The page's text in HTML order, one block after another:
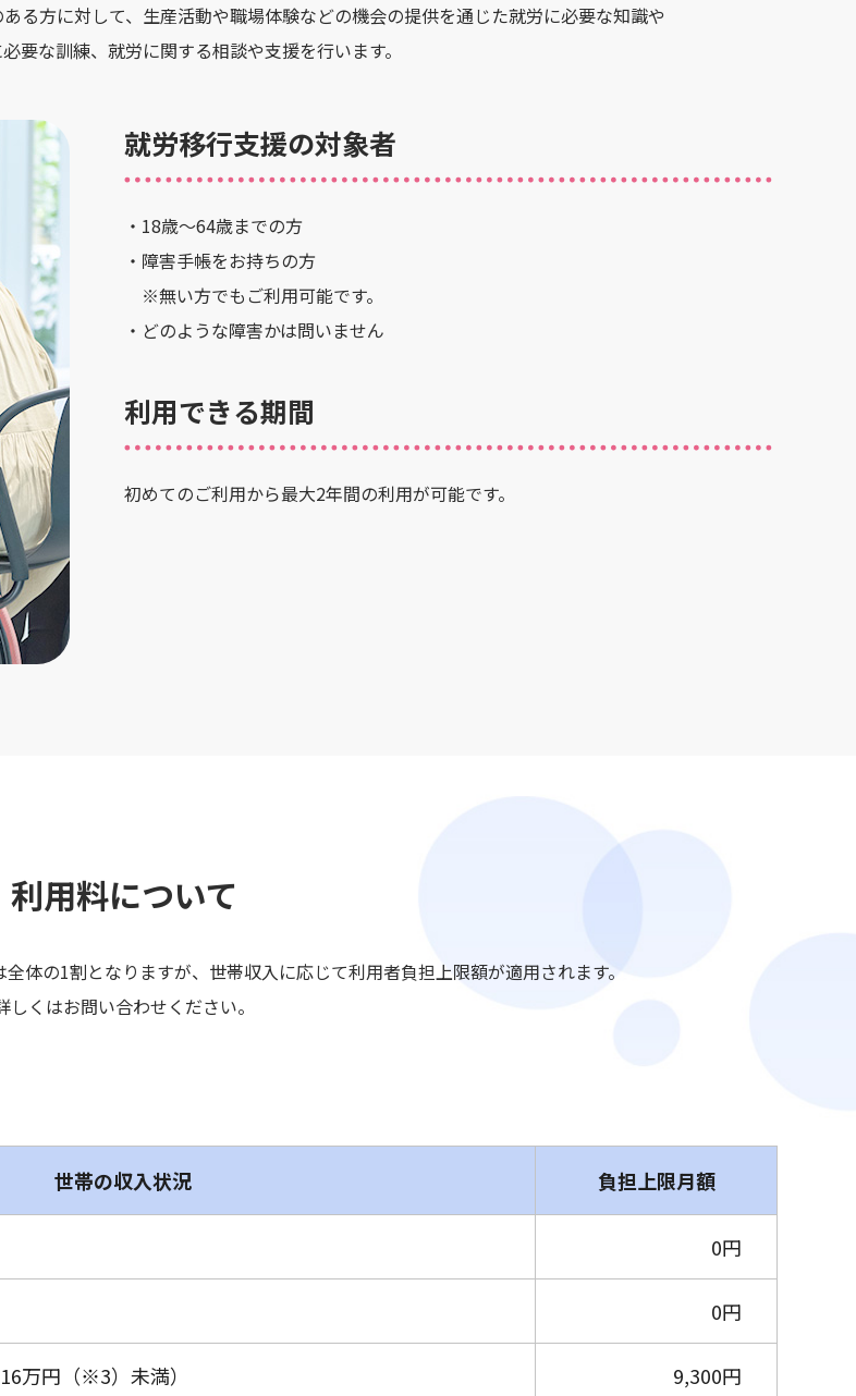
る方に対して、生産活動や職場体験などの機会の提供を通じた就労に必要な知識や
要な訓練、就労に関する相談や支援を行います。
就労移行支援の対象者
・18歳～64歳までの方
・障害手帳をお持ちの方
※無い方でもご利用可能です。
・どのような障害かは問いません
利用できる期間
初めてのご利用から最大2年間の利用が可能です。
利用料について
体の1割となりますが、世帯収入に応じて利用者負担上限額が適用されます。
しくはお問い合わせください。
世帯の収入状況 負担上限月額
0円
0円
万円（※3）未満） 9,300円